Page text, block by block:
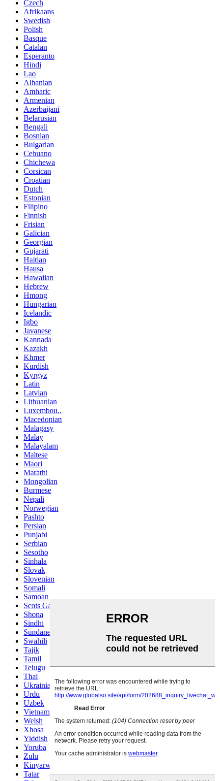
Czech
Afrikaans
Swedish
Polish
Basque
Catalan
Esperanto
Hindi
Lao
Albanian
Amharic
Armenian
Azerbaijani
Belarusian
Bengali
Bosnian
Bulgarian
Cebuano
Chichewa
Corsican
Croatian
Dutch
Estonian
Filipino
Finnish
Frisian
Galician
Georgian
Gujarati
Haitian
Hausa
Hawaiian
Hebrew
Hmong
Hungarian
Icelandic
Igbo
Javanese
Kannada
Kazakh
Khmer
Kurdish
Kyrgyz
Latin
Latvian
Lithuanian
Luxembou..
Macedonian
Malagasy
Malay
Malayalam
Maltese
Maori
Marathi
Mongolian
Burmese
Nepali
Norwegian
Pashto
Persian
Punjabi
Serbian
Sesotho
Sinhala
Slovak
Slovenian
Somali
Samoan
Scots Gaelic
Shona
Sindhi
Sundanese
Swahili
Tajik
Tamil
Telugu
Thai
Ukrainian
Urdu
Uzbek
Vietnamese
Welsh
Xhosa
Yiddish
Yoruba
Zulu
Kinyarwanda
Tatar